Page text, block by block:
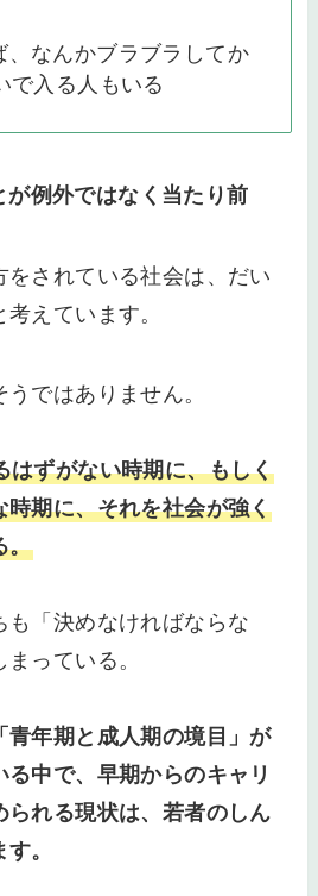
、なんかブラブラしてか
で入る人もいる
が例外ではなく当たり前
されている社会は、だい
えています。
ではありません。
はずがない時期に、もしく
時期に、それを社会が強く
。
も「決めなければならな
っている。
青年期と成人期の境目」が
中で、早期からのキャリ
られる現状は、若者のしん
。